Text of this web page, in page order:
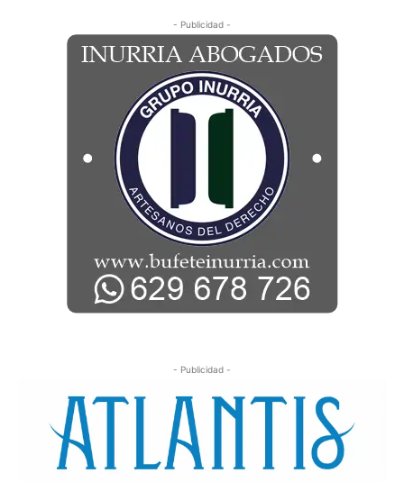
- Publicidad -
- Publicidad -